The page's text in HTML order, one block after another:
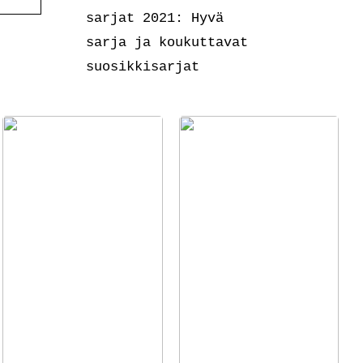
sarjat 2021: Hyvä
sarja ja koukuttavat
suosikkisarjat